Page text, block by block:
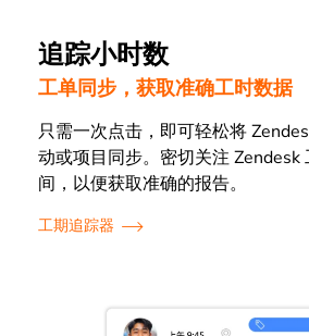
追踪小时数
工单同步，获取准确工时数据
只需一次点击，即可轻松将
动或项目同步。密切关注 Zendesk
间，以便获取准确的报告。
工期追踪器